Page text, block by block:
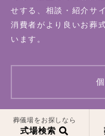
一覧はこちら
一覧はこちら
葬儀場をお探しなら
式場検索
せする、相談・紹介サ
消費者がより良いお葬
います。
© 2026 葬儀